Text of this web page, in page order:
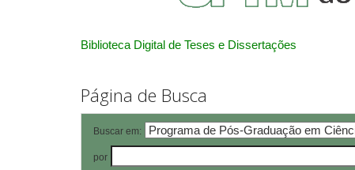
Biblioteca Digital de Teses e Dissertações
Página de Busca
Buscar em:
por